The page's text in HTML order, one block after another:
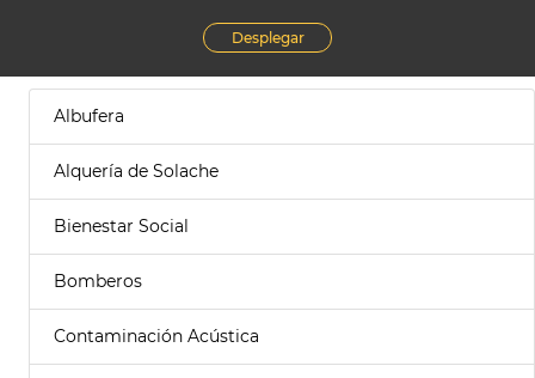
Desplegar
Albufera
Alquería de Solache
Bienestar Social
Bomberos
Contaminación Acústica